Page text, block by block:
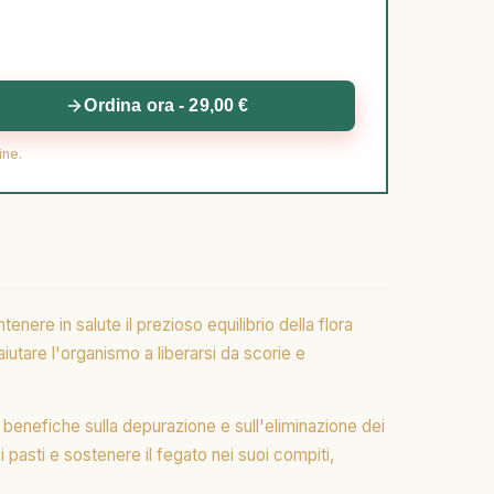
Ordina ora - 29,00 €
in salute il prezioso equilibrio della flora
l'organismo a liberarsi da scorie e
sulla depurazione e sull'eliminazione dei
pasti e sostenere il fegato nei suoi compiti,